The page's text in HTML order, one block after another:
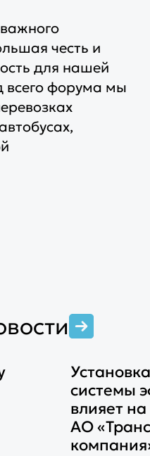
честь и
для нашей
всего форума мы
системы
влияет
АО